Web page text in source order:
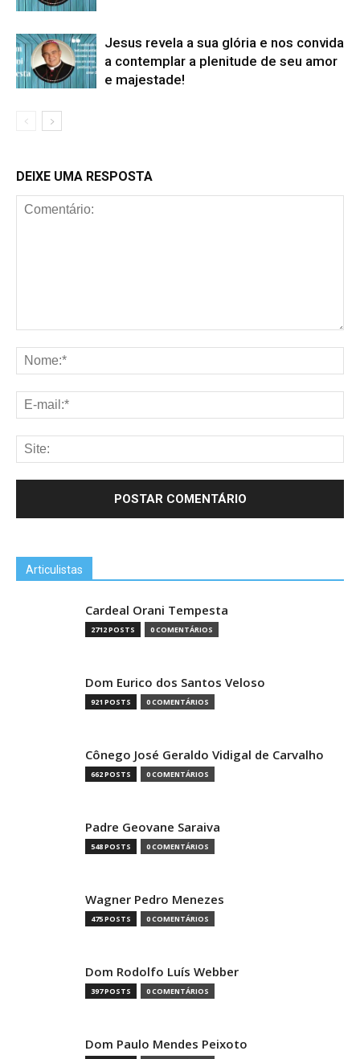
Jesus revela a sua glória e nos convida
a contemplar a plenitude de seu amor
e majestade!
DEIXE UMA RESPOSTA
Articulistas
Cardeal Orani Tempesta
2712 POSTS 0 COMENTÁRIOS
Dom Eurico dos Santos Veloso
921 POSTS 0 COMENTÁRIOS
Cônego José Geraldo Vidigal de Carvalho
662 POSTS 0 COMENTÁRIOS
Padre Geovane Saraiva
548 POSTS 0 COMENTÁRIOS
Wagner Pedro Menezes
475 POSTS 0 COMENTÁRIOS
Dom Rodolfo Luís Webber
397 POSTS 0 COMENTÁRIOS
Dom Paulo Mendes Peixoto